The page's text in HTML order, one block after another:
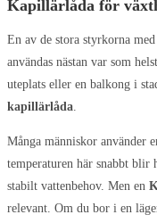
Kapillärlåda för
En av de stora styrkorna
användas nästan var som
uteplats eller en balkong i
kapillärlåda.
Många människor använder
temperaturen här snabbt blir
stabilt vattenbehov. Men en
relevant. Om du bor i en